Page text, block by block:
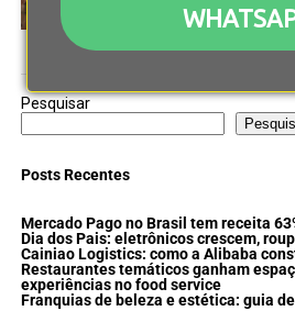
Pesquisar
Posts Recentes
Mercado Pago no Brasil tem receita
Dia dos Pais: eletrônicos crescem,
Cainiao Logistics: como a Alibaba
Restaurantes temáticos ganham
experiências no food service
Franquias de beleza e estética: guia